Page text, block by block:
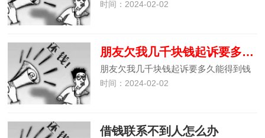
时间：2024-02-02
朋友欠我几千块钱起诉要多久能得到钱
朋友欠我几千块钱起诉要多久能得到钱
时间：2024-02-02
借钱联系不到人怎么办